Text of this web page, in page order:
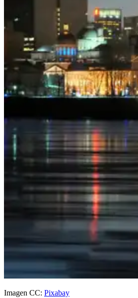
Imagen CC: Pixabay